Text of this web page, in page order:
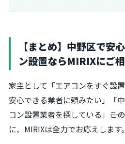
【まとめ】中野区で安
ン設置ならMIRIXにご相
家主として「エアコンをすぐ設
安心できる業者に頼みたい」「
コン設置業者を探している」――こ
に、MIRIXは全力でお応えします。